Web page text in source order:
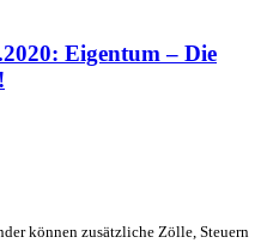
Eigentum – Die
können zusätzliche Zölle, Steuern